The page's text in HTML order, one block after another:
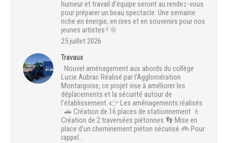
humeur et travail d’équipe seront au rendez-vous
pour préparer un beau spectacle. Une semaine
riche en énergie, en rires et en souvenirs pour nos
jeunes artistes ! 🌞
25 juillet 2026
Travaux
Nouvel aménagement aux abords du collège
Lucie Aubrac Réalisé par l’Agglomération
Montargoise, ce projet vise à améliorer les
déplacements et la sécurité autour de
l’établissement. 👉 Les aménagements réalisés
: 🚗 Création de 16 places de stationnement 🚶
Création de 2 traversées piétonnes 👣 Mise en
place d’un cheminement piéton sécurisé 🚲 Pour
rappel…